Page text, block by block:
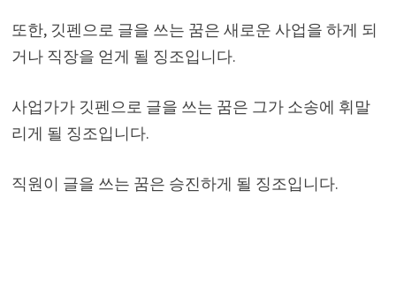
또한, 깃펜으로 글을 쓰는 꿈은 새로운 사업을 하게 되
거나 직장을 얻게 될 징조입니다.
사업가가 깃펜으로 글을 쓰는 꿈은 그가 소송에 휘말
리게 될 징조입니다.
직원이 글을 쓰는 꿈은 승진하게 될 징조입니다.